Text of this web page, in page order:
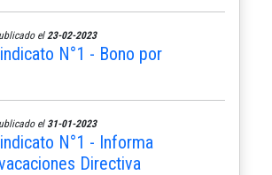
el 23-02-2023
N°1 - Bono por
el 31-01-2023
N°1 - Informa
Directiva